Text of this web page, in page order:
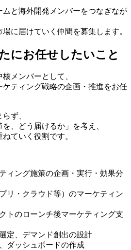
と海外開発メンバーをつなぎなが
に届けていく仲間を募集します。
にお任せしたいこと
メンバーとして、
ティング戦略の企画・推進をお任
ず、
を、どう届けるか」を考え、
ていく役割です。
ィング施策の企画・実行・効果分
リ・クラウド等）のマーケティン
トのローンチ後マーケティング支
定、デマンド創出の設計
ダッシュボードの作成